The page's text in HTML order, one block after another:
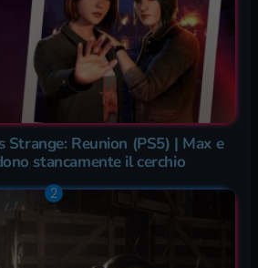
Strange: Reunion (PS5) | Max e
stancamente il cerchio